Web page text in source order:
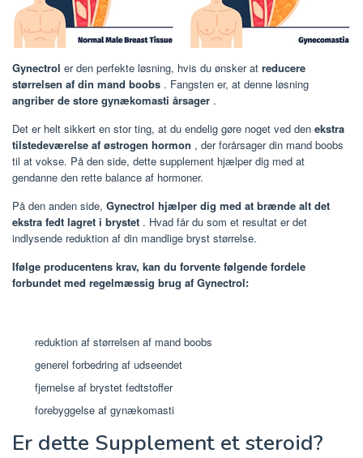
Gynectrol er den perfekte løsning, hvis du ønsker at reducere
størrelsen af din mand boobs . Fangsten er, at denne løsning
angriber de store gynækomasti årsager .
Det er helt sikkert en stor ting, at du endelig gøre noget ved den ekstra
tilstedeværelse af østrogen hormon , der forårsager din mand boobs
til at vokse. På den side, dette supplement hjælper dig med at
gendanne den rette balance af hormoner.
På den anden side, Gynectrol hjælper dig med at brænde alt det
ekstra fedt lagret i brystet . Hvad får du som et resultat er det
indlysende reduktion af din mandlige bryst størrelse.
Ifølge producentens krav, kan du forvente følgende fordele
forbundet med regelmæssig brug af Gynectrol:
reduktion af størrelsen af ​​mand boobs
generel forbedring af udseendet
fjernelse af brystet fedtstoffer
forebyggelse af gynækomasti
Er dette Supplement et steroid?